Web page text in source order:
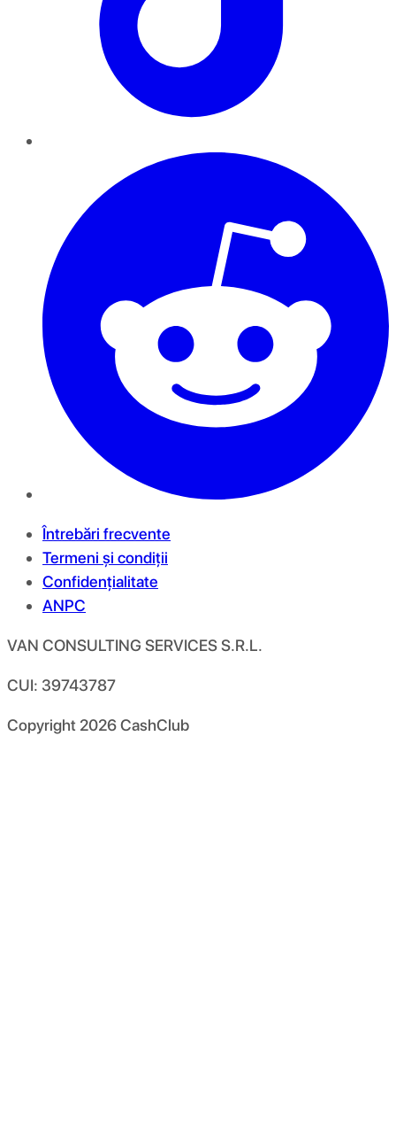
Întrebări frecvente
Termeni și condiții
Confidențialitate
ANPC
VAN CONSULTING SERVICES S.R.L.
CUI: 39743787
Copyright 2026CashClub